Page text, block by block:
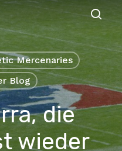
Mercenaries
Blog
die
wieder